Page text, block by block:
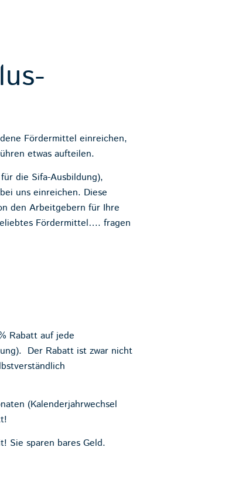
Fördermittel einreichen,
etwas aufteilen.
die Sifa-Ausbildung),
uns einreichen. Diese
den Arbeitgebern für Ihre
Fördermittel…. fragen
Rabatt auf jede
Der Rabatt ist zwar nicht
(Kalenderjahrwechsel
Sie sparen bares Geld.